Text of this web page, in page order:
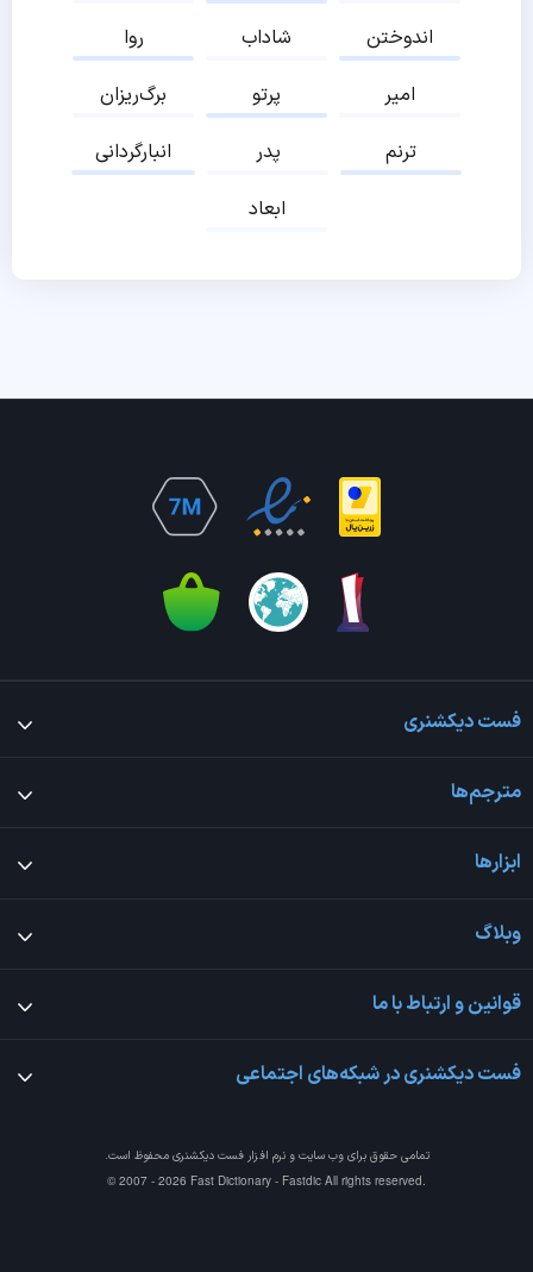
روا
شاداب
اندوختن
برگ‌ریزان
پرتو
امیر
انبارگردانی
پدر
ترنم
ابعاد
فست دیکشنری
مترجم‌ها
ابزارها
وبلاگ
قوانین و ارتباط با ما
فست دیکشنری در شبکه‌های اجتماعی
تمامی حقوق برای وب سایت و نرم افزارفست دیکشنری محفوظ است.
© 2007 - 2026 Fast Dictionary - Fastdic All rights reserved.